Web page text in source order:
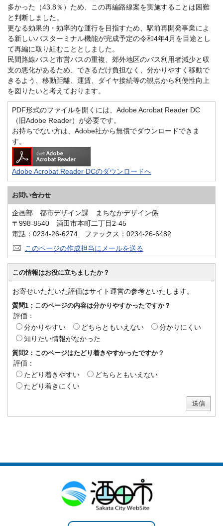
多かった（43.8％）ため、この再編路線案を実施することは困難
と判断しました。
更なる効果的・効率的な運行を目指すため、駅前再開発事業によ
る新しいバスターミナル機能が完成予定の令和4年4月を目途とし
て再編に取り組むこととしました。
民間路線バスと市営バスの重複、郊外地区のバス利用者減少と収
支の悪化があるため、できるだけ負担なく、分かりやすく移動で
きるよう、移動距離、運賃、ダイヤ接続等の観点から利便性向上
を図りたいと考えております。
PDF形式のファイルを開くには、Adobe Acrobat Reader DC
（旧Adobe Reader）が必要です。
お持ちでない方は、Adobe社から無償でダウンロードできま
す。
Adobe Acrobat Reader DCのダウンロードへ
お問い合わせ
企画部 都市デザイン課 まちなかデザイン係
〒998-8540 酒田市本町二丁目2-45
電話：0234-26-6274 ファックス：0234-26-6482
このページの作成担当にメールを送る
この情報はお役に立ちましたか？
お寄せいただいた評価はサイト運営の参考といたします。
質問1：このページの内容は分かりやすかったですか？
評価：
分かりやすい
どちらともいえない
分かりにくい
知りたい情報がなかった
質問2：このページはたどり着きやすかったですか？
評価：
たどり着きやすい
どちらともいえない
たどり着きにくい